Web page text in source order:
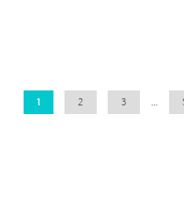
Page
1 Page
2 Page
3